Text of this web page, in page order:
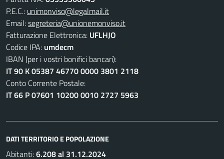
P.E.C.: unimonviso@legalmail.it
Email:segreteria@unionemonviso.it
Fatturazione Elettronica: UFLHJO
Codice IPA: umdecm
IBAN (per i vostri bonifici bancari):
IT 90 K 05387 46770 0000 3801 2118
Conto Corrente Postale:
IT 66 P 07601 10200 0010 2727 5963
DATI TERRITORIO E POPOLAZIONE
Abitanti:6.208 al 31.12.2024